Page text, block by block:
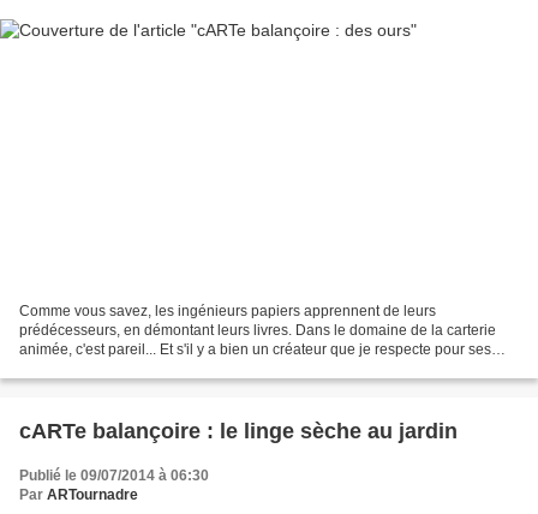
Comme vous savez, les ingénieurs papiers apprennent de leurs
prédécesseurs, en démontant leurs livres. Dans le domaine de la carterie
animée, c'est pareil... Et s'il y a bien un créateur que je respecte pour ses
cARTe balançoire : le linge sèche au jardin
Publié le 09/07/2014 à 06:30
Par ARTournadre